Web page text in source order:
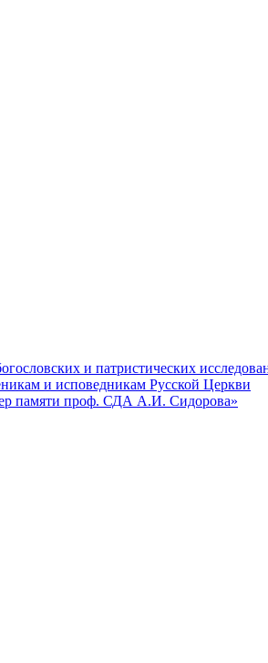
и патристических
и исповедникам Русской Церкви
памяти проф. СДА А.И. Сидорова»